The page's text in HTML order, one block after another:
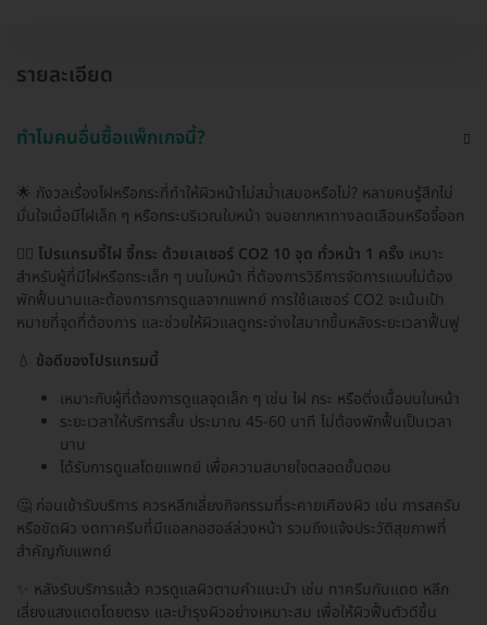
รายละเอียด
ทำไมคนอื่นซื้อแพ็กเกจนี้?
🌟 กังวลเรื่องไฝหรือกระที่ทำให้ผิวหน้าไม่สม่ำเสมอหรือไม่? หลายคนรู้สึกไม่
มั่นใจเมื่อมีไฝเล็ก ๆ หรือกระบริเวณใบหน้า จนอยากหาทางลดเลือนหรือจี้ออก
👩‍⚕️ โปรแกรมจี้ไฝ จี้กระ ด้วยเลเซอร์ CO2 10 จุด ทั่วหน้า 1 ครั้ง เหมาะ
สำหรับผู้ที่มีไฝหรือกระเล็ก ๆ บนใบหน้า ที่ต้องการวิธีการจัดการแบบไม่ต้อง
พักฟื้นนานและต้องการการดูแลจากแพทย์ การใช้เลเซอร์ CO2 จะเน้นเป้า
หมายที่จุดที่ต้องการ และช่วยให้ผิวแลดูกระจ่างใสมากขึ้นหลังระยะเวลาฟื้นฟู
💧 ข้อดีของโปรแกรมนี้
เหมาะกับผู้ที่ต้องการดูแลจุดเล็ก ๆ เช่น ไฝ กระ หรือติ่งเนื้อบนใบหน้า
ระยะเวลาให้บริการสั้น ประมาณ 45-60 นาที ไม่ต้องพักฟื้นเป็นเวลา
นาน
ได้รับการดูแลโดยแพทย์ เพื่อความสบายใจตลอดขั้นตอน
🤔 ก่อนเข้ารับบริการ ควรหลีกเลี่ยงกิจกรรมที่ระคายเคืองผิว เช่น การสครับ
หรือขัดผิว งดทาครีมที่มีแอลกอฮอล์ล่วงหน้า รวมถึงแจ้งประวัติสุขภาพที่
สำคัญกับแพทย์
✨ หลังรับบริการแล้ว ควรดูแลผิวตามคำแนะนำ เช่น ทาครีมกันแดด หลีก
เลี่ยงแสงแดดโดยตรง และบำรุงผิวอย่างเหมาะสม เพื่อให้ผิวฟื้นตัวดีขึ้น